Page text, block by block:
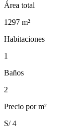
Área total
1297 m²
Habitaciones
1
Baños
2
Precio por m²
S/ 4